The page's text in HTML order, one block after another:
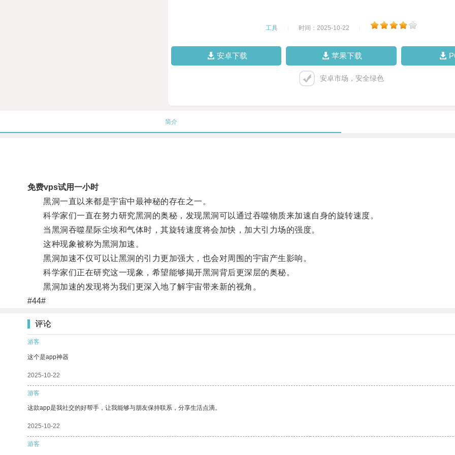
工具 时间：2025-10-22
安卓下载 苹果下载
安卓市场，安全绿色
简介
免费vps试用一小时
黑洞一直以来都是宇宙中最神秘的存在之一。
科学家们一直在努力研究黑洞的奥秘，发现黑洞可以通过吞噬物质来加速自身的旋转速度。
当黑洞吞噬星际尘埃和气体时，其旋转速度将会加快，加大引力场的强度。
这种现象被称为黑洞加速。
黑洞加速不仅可以让黑洞的引力更加强大，也会对周围的宇宙产生影响。
科学家们正在研究这一现象，希望能够揭开黑洞背后更深层的奥秘。
黑洞加速的发现将为我们更深入地了解宇宙带来新的视角。
#44#
评论
游客
这个是app神器
2025-10-22
游客
这款app是我社交的好帮手，让我能够与朋友保持联系，分享生活点滴。
2025-10-22
游客